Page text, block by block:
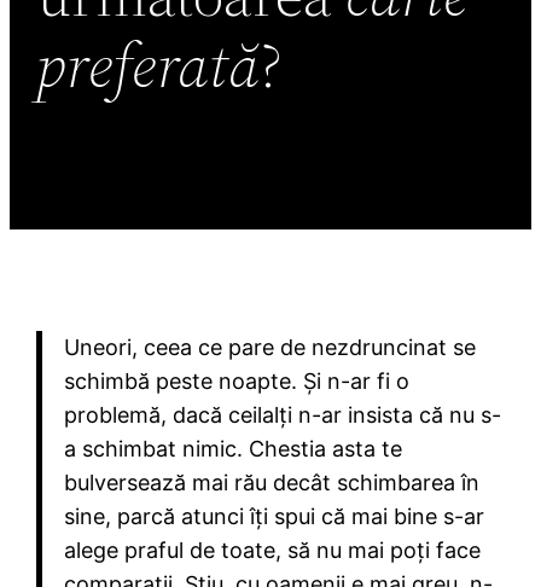
preferată?
Uneori, ceea ce pare de nezdruncinat se
schimbă peste noapte. Și n-ar fi o
problemă, dacă ceilalți n-ar insista că nu s-
a schimbat nimic. Chestia asta te
bulversează mai rău decât schimbarea în
sine, parcă atunci îți spui că mai bine s-ar
alege praful de toate, să nu mai poți face